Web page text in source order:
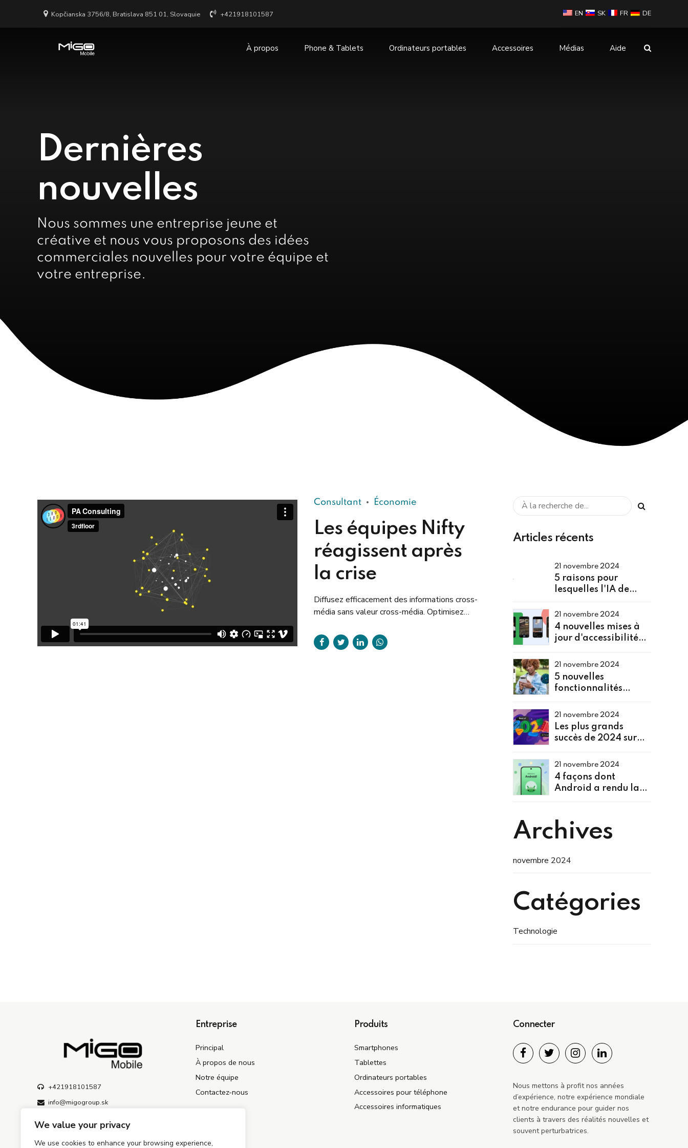
We value your privacy
We use cookies to enhance your browsing experience,
Kopčianska 3756/8, Bratislava 851 01, Slovaquie +421918101587 EN SK FR DE
À propos Phone & Tablets Ordinateurs portables Accessoires Médias Aide
Dernières
nouvelles
Nous sommes une entreprise jeune et
créative et nous vous proposons des idées
commerciales nouvelles pour votre équipe et
votre entreprise.
Consultant Économie
Les équipes Nifty
réagissent après
la crise
Diffusez efficacement des informations cross-
média sans valeur cross-média. Optimisez
pour les schémas en temps réel.
Articles récents
21 novembre 2024
5 raisons pour
lesquelles l'IA de
sur l'intelligence
d'Apple
21 novembre 2024
4 nouvelles mises à
jour d'accessibilité
alimentées par l'IA
21 novembre 2024
5 nouvelles
fonctionnalités
aider à explorer,
rechercher de la
musique et plus
21 novembre 2024
Les plus grands
succès de 2024 sur
21 novembre 2024
4 façons dont
Android a rendu la
Archives
novembre 2024
Catégories
Technologie
+421918101587
info@migogroup.sk
Slovaquie
Entreprise
Principal
À propos de nous
Notre équipe
Contactez-nous
Produits
Smartphones
Tablettes
Ordinateurs portables
Accessoires pour téléphone
Accessoires informatiques
Connecter
Nous mettons à profit nos années
d’expérience, notre expérience mondiale
et notre endurance pour guider nos
clients à travers des réalités nouvelles et
souvent perturbatrices.